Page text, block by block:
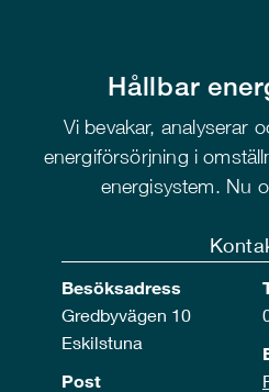
Hållbar
Vi bevakar, analyserar
energiförsörjning i
energisystem. Nu
Besöksadress
Gredbyvägen 10
Eskilstuna
Post